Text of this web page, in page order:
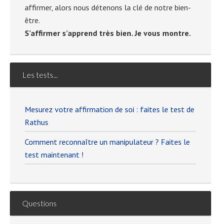
affirmer, alors nous détenons la clé de notre bien-
être.
S'affirmer s'apprend très bien. Je vous montre.
Les tests...
Mesurez votre affirmation de soi : faites le test de
Rathus
Comment reconnaître un manipulateur ? Faites le
test maintenant !
Questions